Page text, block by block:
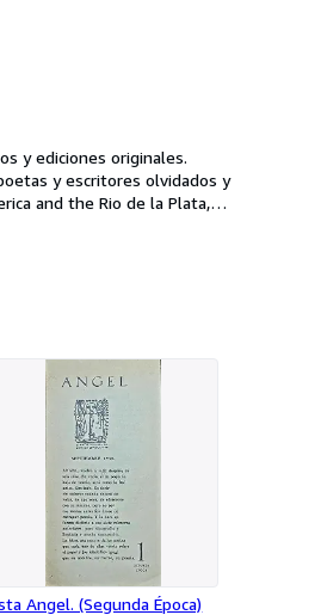
y ediciones originales.
y escritores olvidados y
and the Rio de la Plata,
We accept
Angel. (Segunda Época)